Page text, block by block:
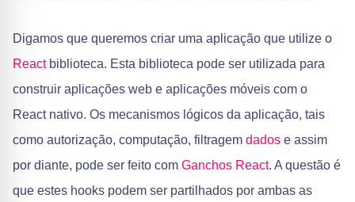
Digamos que queremos criar uma aplicação que utilize o
Reactbiblioteca. Esta biblioteca pode ser utilizada para
construir aplicações web e aplicações móveis com o
React nativo. Os mecanismos lógicos da aplicação, tais
como autorização, computação, filtragem dados e assim
por diante, pode ser feito com Ganchos React. A questão é
que estes hooks podem ser partilhados por ambas as